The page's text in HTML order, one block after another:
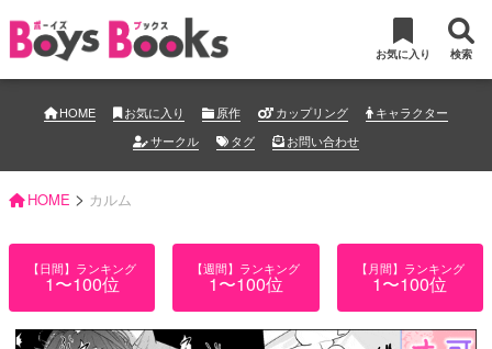
お気に入り 検索
HOME お気に入り 原作 カップリング
キャラクター
サークル
タグ お問い合わせ
HOME > カルム
【日間】ランキング
1〜100位
【週間】ランキング
1〜100位
【月間】ランキング
1〜100位